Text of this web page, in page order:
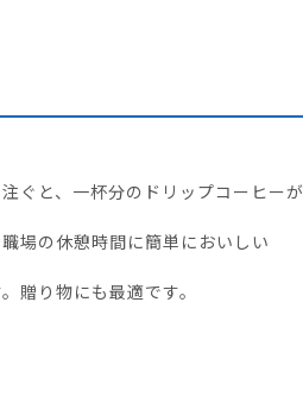
ぐと、一杯分のドリップコーヒーが
場の休憩時間に簡単においしい
贈り物にも最適です。